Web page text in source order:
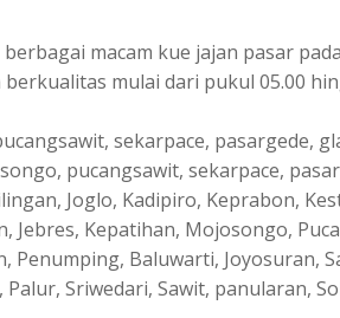
macam kue jajan pasar
mulai dari pukul 05.00